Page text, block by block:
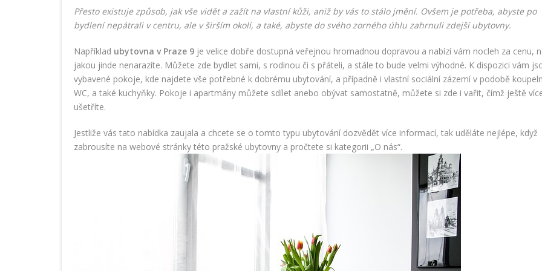
Přesto existuje způsob, jak vše vidět a zažít na vlastní kůži, aniž by vás to stálo jmění. Ovšem je potřeba, abyste po
bydlení nepátrali v centru, ale v širším okolí, a také, abyste do svého zorného úhlu zahrnuli zdejší ubytovny.
Například ubytovna v Praze 9 je velice dobře dostupná veřejnou hromadnou dopravou a nabízí vám nocleh za cenu,
jakou jinde nenarazíte. Můžete zde bydlet sami, s rodinou či s přáteli, a stále to bude velmi výhodné. K dispozici vám
vybavené pokoje, kde najdete vše potřebné k dobrému ubytování, a případně i vlastní sociální zázemí v podobě
WC, a také kuchyňky. Pokoje i apartmány můžete sdílet anebo obývat samostatně, můžete si zde i vařit, čímž ještě
ušetříte.
Jestliže vás tato nabídka zaujala a chcete se o tomto typu ubytování dozvědět více informací, tak uděláte nejlépe, když
zabrousíte na webové stránky této pražské ubytovny a pročtete si kategorii „O nás“.